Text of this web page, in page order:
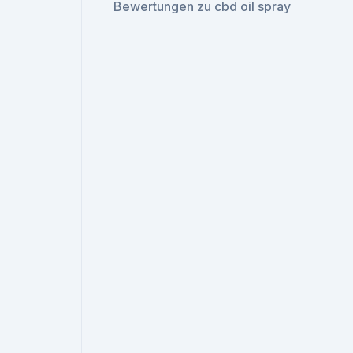
Bewertungen zu cbd oil spray